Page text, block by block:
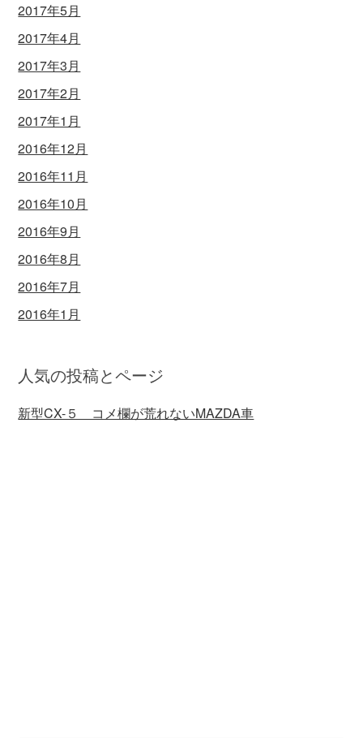
2017年5月
2017年4月
2017年3月
2017年2月
2017年1月
2016年12月
2016年11月
2016年10月
2016年9月
2016年8月
2016年7月
2016年1月
人気の投稿とページ
新型CX-５ コメ欄が荒れないMAZDA車